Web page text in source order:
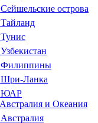
Сейшельские острова
Тайланд
Тунис
Узбекистан
Филиппины
Шри-Ланка
ЮАР
и Океания
Австралия